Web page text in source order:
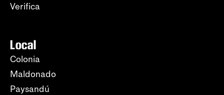
Verifica
Local
Colonia
Maldonado
Paysandú